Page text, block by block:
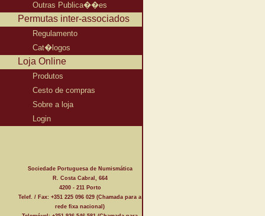
Outras Publica��es
Permutas inter-associados
Regulamento
Cat�logos
Loja Online
Produtos
Cesto de compras
Sobre a loja
Login
Sociedade Portuguesa de Numismática
R. Costa Cabral, 664
4200 - 211 Porto
Telef. / Fax: +351 225 096 029 (Chamada para a
rede fixa nacional)